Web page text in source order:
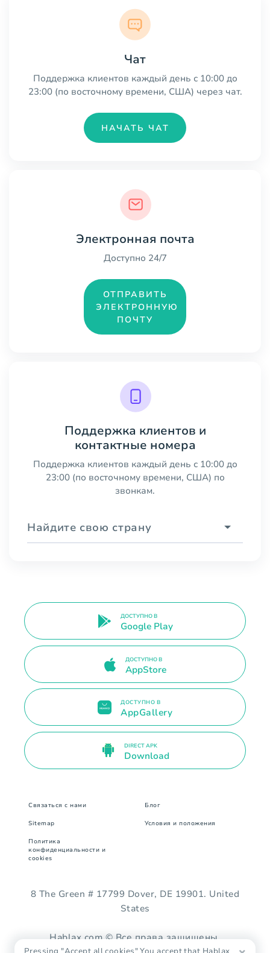
Чат
Поддержка клиентов каждый день с 10:00 до
23:00 (по восточному времени, США) через чат.
НАЧАТЬ ЧАТ
Электронная почта
Доступно 24/7
ОТПРАВИТЬ
ЭЛЕКТРОННУЮ
ПОЧТУ
Поддержка клиентов и
контактные номера
Поддержка клиентов каждый день с 10:00 до
23:00 (по восточному времени, США) по
звонкам.
Найдите свою страну
ДОСТУПНО В
Google Play
ДОСТУПНО В
AppStore
ДОСТУПНО В
AppGallery
DIRECT APK
Download
Связаться с нами Блог
Sitemap Условия и положения
Политика
конфиденциальности и
cookies
8 The Green # 17799 Dover, DE 19901. United
States
Hablax.com © Все права защищены.